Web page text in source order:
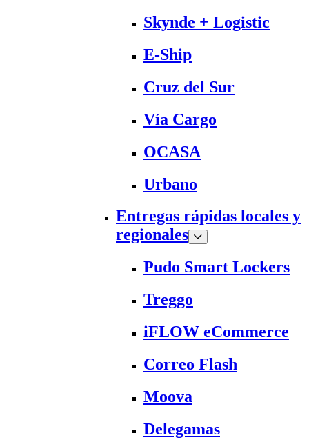
Skynde + Logistic
E-Ship
Cruz del Sur
Vía Cargo
OCASA
Urbano
Entregas rápidas locales y
regionales
Pudo Smart Lockers
Treggo
iFLOW eCommerce
Correo Flash
Moova
Delegamas